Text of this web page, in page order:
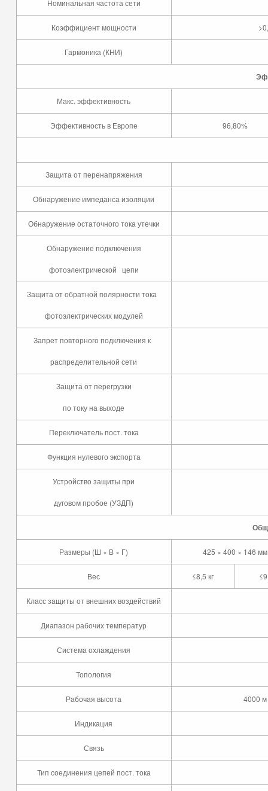
Номинальная частота сети
Коэффициент мощности
Гармоника (КНИ)
Макс. эффективность
Эффективность в Европе 96,80%
Защита от перенапряжения
Обнаружение импеданса изоляции
Обнаружение остаточного тока утечки
Обнаружение подключения
фотоэлектрической цепи
Защита от обратной полярности тока
фотоэлектрических модулей
Запрет повторного подключения к
распределительной сети
Защита от перегрузки
по току на выходе
Переключатель пост. тока
Функция нулевого экспорта
Устройство защиты при
дуговом пробое (УЗДП)
Размеры (Ш × В × Г) 425 × 400 × 146 мм
Вес ≤8,5 кг ≤9
Класс защиты от внешних воздействий
Диапазон рабочих температур
Система охлаждения
Топология
Рабочая высота 4000
Индикация
Связь
Тип соединения цепей пост. тока